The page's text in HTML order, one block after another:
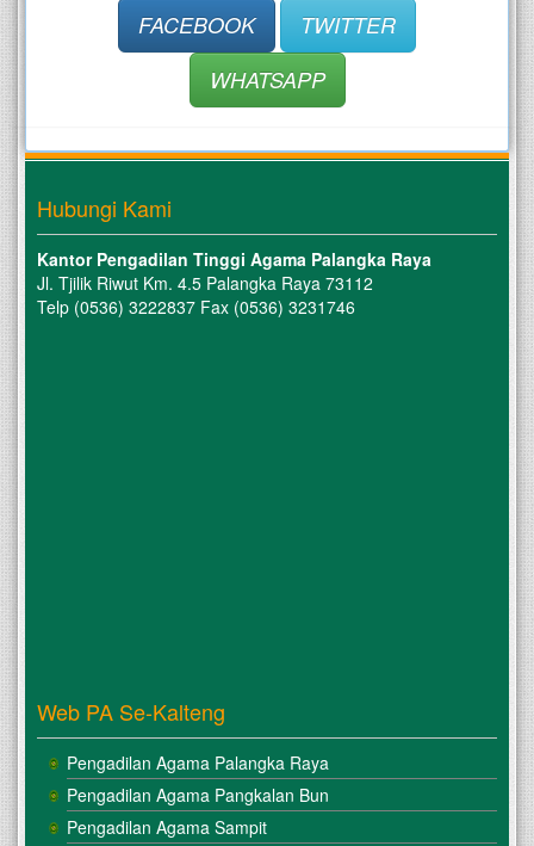
FACEBOOK
TWITTER
WHATSAPP
Hubungi Kami
Kantor Pengadilan Tinggi Agama Palangka Raya
Jl. Tjilik Riwut Km. 4.5 Palangka Raya 73112
Telp (0536) 3222837 Fax (0536) 3231746
Web PA Se-Kalteng
Pengadilan Agama Palangka Raya
Pengadilan Agama Pangkalan Bun
Pengadilan Agama Sampit